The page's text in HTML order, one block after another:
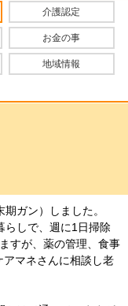
介護認定
お金の事
地域情報
ガン）しました。
らしで、週に1日掃除
すが、薬の管理、食事
マネさんに相談し老